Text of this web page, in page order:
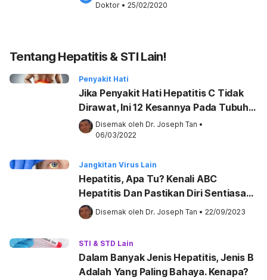
Doktor • 25/02/2020
Tentang Hepatitis & STI Lain!
Penyakit Hati
Jika Penyakit Hati Hepatitis C Tidak
Dirawat, Ini 12 Kesannya Pada Tubuh
Anda!Disemak oleh Dr. Joseph Tan •
06/03/2022
Jangkitan Virus Lain
Hepatitis, Apa Tu? Kenali ABC
Hepatitis Dan Pastikan Diri Sentiasa
Dilindungi!
Disemak oleh Dr. Joseph Tan • 22/09/2023
STI & STD Lain
Dalam Banyak Jenis Hepatitis, Jenis B
Adalah Yang Paling Bahaya. Kenapa?